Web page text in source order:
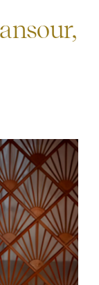
,